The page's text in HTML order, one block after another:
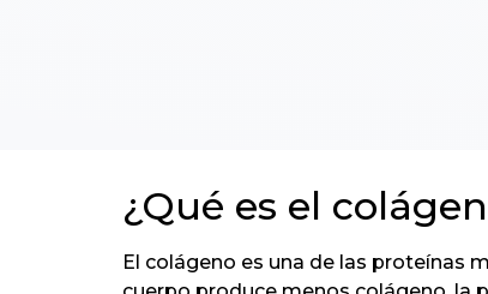
¿Qué es el
El colágeno es una de las proteínas